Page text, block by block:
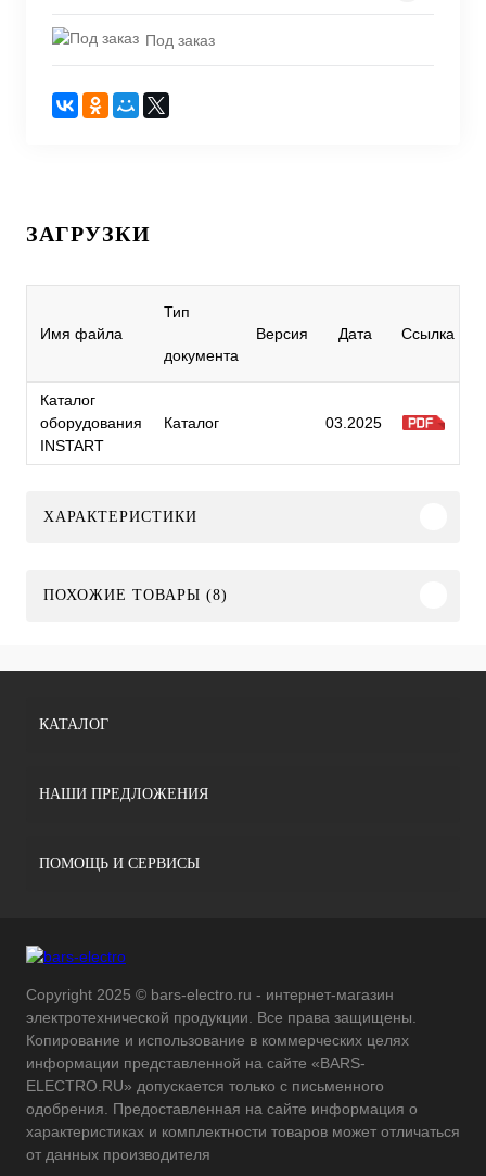
Под заказ
ЗАГРУЗКИ
Имя файла
Тип
документа
Версия Дата Ссылка
Каталог
оборудования
INSTART
Каталог 03.2025
ХАРАКТЕРИСТИКИ
ПОХОЖИЕ ТОВАРЫ (8)
КАТАЛОГ
НАШИ ПРЕДЛОЖЕНИЯ
ПОМОЩЬ И СЕРВИСЫ
Copyright 2025 © bars-electro.ru - интернет-магазин
электротехнической продукции. Все права защищены.
Копирование и использование в коммерческих целях
информации представленной на сайте «BARS-
ELECTRO.RU» допускается только с письменного
одобрения. Предоставленная на сайте информация о
характеристиках и комплектности товаров может отличаться
от данных производителя